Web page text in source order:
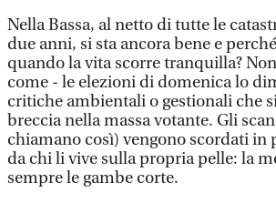
Nella Bassa, al netto di tutte le
due anni, si sta ancora bene e
quando la vita scorre tranquilla?
come - le elezioni di domenica lo
critiche ambientali o gestionali che
breccia nella massa votante. Gli
chiamano così) vengono scordati in
da chi li vive sulla propria pelle: la
sempre le gambe corte.